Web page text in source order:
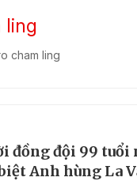
ling
cham ling
đồng đội 99 tuổi
Anh hùng La